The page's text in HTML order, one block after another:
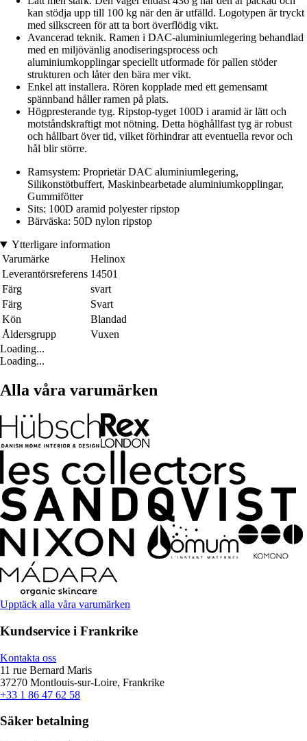
kan stödja upp till 100 kg när den är utfälld. Logotypen är tryckt
med silkscreen för att ta bort överflödig vikt.
Avancerad teknik. Ramen i DAC-aluminiumlegering behandlad
med en miljövänlig anodiseringsprocess och
aluminiumkopplingar speciellt utformade för pallen stöder
strukturen och låter den bära mer vikt.
Enkel att installera. Rören kopplade med ett gemensamt
spännband håller ramen på plats.
Högpresterande tyg. Ripstop-tyget 100D i aramid är lätt och
motståndskraftigt mot nötning. Detta höghållfast tyg är robust
och hållbart över tid, vilket förhindrar att eventuella revor och
hål blir större.
Ramsystem: Proprietär DAC aluminiumlegering,
Silikonstötbuffert, Maskinbearbetade aluminiumkopplingar,
Gummifötter
Sits: 100D aramid polyester ripstop
Bärväska: 50D nylon ripstop
Ytterligare information
Varumärke
Helinox
Leverantörsreferens 14501
Färg
svart
Färg
Svart
Kön
Blandad
Åldersgrupp
Vuxen
Loading...
Loading...
Alla våra varumärken
Upptäck alla våra varumärken
Kundservice i Frankrike
Kontakta oss
11 rue Bernard Maris
37270 Montlouis-sur-Loire, Frankrike
+33 1 86 47 62 58
Säker betalning